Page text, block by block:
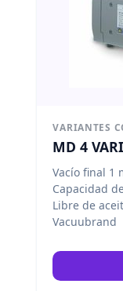
VARIANTES
MD 4
Vacío final 1
Capacidad
Libre de
Vacuubrand